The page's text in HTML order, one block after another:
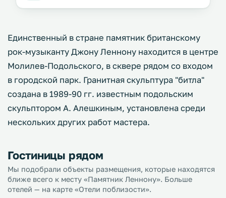
Единственный в стране памятник британскому
рок-музыканту Джону Леннону находится в центре
Молилев-Подольского, в сквере рядом со входом
в городской парк. Гранитная скульптура "битла"
создана в 1989-90 гг. известным подольским
скульптором А. Алешкиным, установлена среди
нескольких других работ мастера.
Гостиницы рядом
Мы подобрали объекты размещения, которые находятся
ближе всего к месту «Памятник Леннону». Больше
отелей — на карте «Отели поблизости».